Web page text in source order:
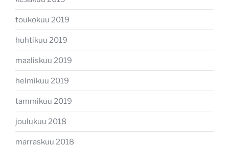
toukokuu 2019
huhtikuu 2019
maaliskuu 2019
helmikuu 2019
tammikuu 2019
joulukuu 2018
marraskuu 2018